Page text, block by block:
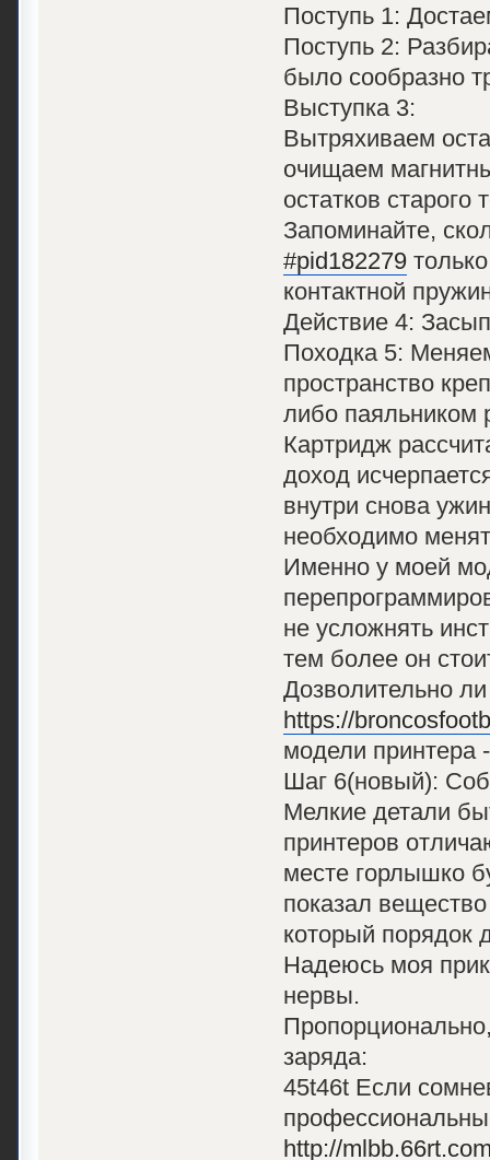
Поступь 1:
Поступь 2:
было сообразно
Выступка 3:
Вытряхиваем
очищаем
остатков старого
Запоминайте,
#pid182279
контактной
Действие 4:
Походка 5:
пространство
либо паяльником
Картридж
доход
внутри снова
необходимо
Именно у моей
не усложнять
тем более он
Дозволительно
https://
модели принтера
Шаг 6(новый):
Мелкие детали
принтеров
месте горлышко
показал
который порядок
Надеюсь моя
нервы.
заряда:
45t46t Если
http://